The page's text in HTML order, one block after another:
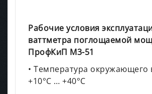
Рабочие условия
ваттметра поглощаемой
ПрофКиП М3-51
• Температура окружающего
+10°С … +40°С